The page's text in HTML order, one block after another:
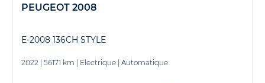
PEUGEOT 2008
E-2008 136CH STYLE
2022 56171 km Electrique Automatique